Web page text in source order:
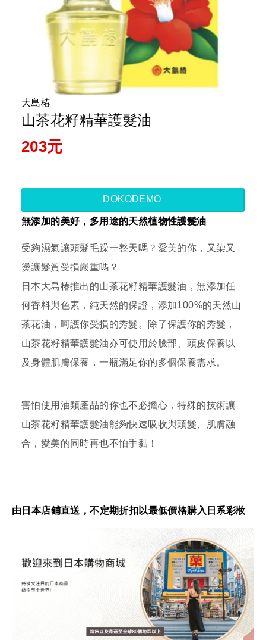
大島椿
山茶花籽精華護髮油
203元
DOKODEMO
無添加的美好，多用途的天然植物性護髮油
受夠濕氣讓頭髮毛躁一整天嗎？愛美的你，又染又
燙讓髮質受損嚴重嗎？
日本大島椿推出的山茶花籽精華護髮油，無添加任
何香料與色素，純天然的保證，添加100%的天然山
茶花油，呵護你受損的秀髮。除了保護你的秀髮，
山茶花籽精華護髮油亦可使用於臉部、頭皮保養以
及身體肌膚保養，一瓶滿足你的多個保養需求。
害怕使用油類產品的你也不必擔心，特殊的技術讓
山茶花籽精華護髮油能夠快速吸收與頭髮、肌膚融
合，愛美的同時再也不怕手黏！
由日本店鋪直送，不定期折扣以最低價格購入日系彩妝